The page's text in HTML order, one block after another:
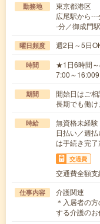
勤務地
東京都港区
広尾駅から
-分／御成門
曜日頻度 週2日～5日
時間
★1日6時間～
7:00～
期間
開始日はご
長期でも働け
時給
無資格未経
日払い／週
は手続き完了
交通費
交通費全額
仕事内容
介護関連
＊入居者の
する介護の